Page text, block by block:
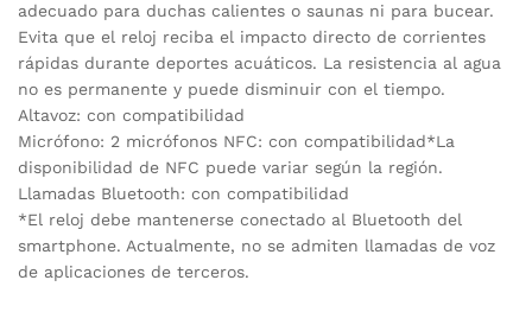
adecuado para duchas calientes o saunas ni para bucear.
Evita que el reloj reciba el impacto directo de corrientes
rápidas durante deportes acuáticos. La resistencia al agua
no es permanente y puede disminuir con el tiempo.
Altavoz: con compatibilidad
Micrófono: 2 micrófonos NFC: con compatibilidad*La
disponibilidad de NFC puede variar según la región.
Llamadas Bluetooth: con compatibilidad
*El reloj debe mantenerse conectado al Bluetooth del
smartphone. Actualmente, no se admiten llamadas de voz
de aplicaciones de terceros.